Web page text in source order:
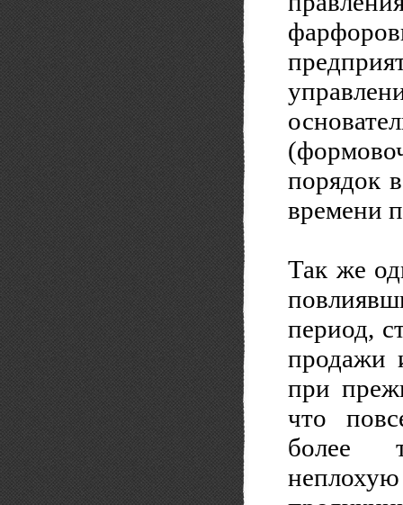
порядок
времени
Так же
период,
продажи
при
что
более